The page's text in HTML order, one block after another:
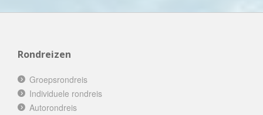
Rondreizen
Groepsrondreis
Individuele rondreis
Autorondreis